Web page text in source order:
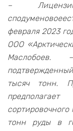
–
февраля 2023
ООО
тысяч тонн.
тонн руды в